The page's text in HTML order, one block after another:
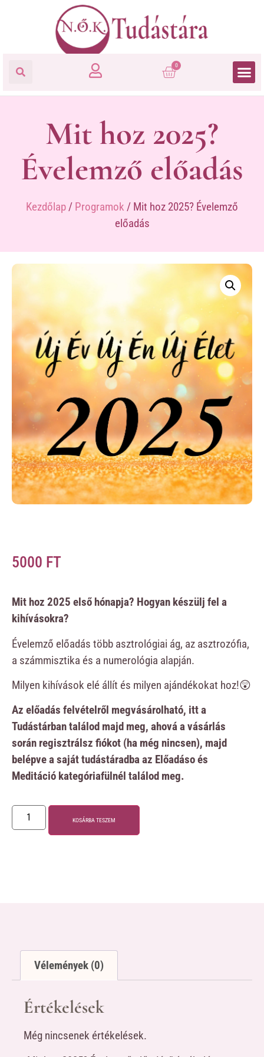
0
Mit hoz 2025?
Évelemző előadás
Kezdőlap/ Programok / Mit hoz 2025? Évelemző
előadás
5000 FT
Mit hoz 2025 első hónapja? Hogyan készülj fel a
kihívásokra?
Évelemző előadás több asztrológiai ág, az asztrozófia,
a számmisztika és a numerológia alapján.
Milyen kihívások elé állít és milyen ajándékokat hoz!😲
Az előadás felvételről megvásárolható, itt a
Tudástárban találod majd meg, ahová a vásárlás
során regisztrálsz fiókot (ha még nincsen), majd
belépve a saját tudástáradba az Előadáso és
Meditáció kategóriafülnél találod meg.
KOSÁRBA TESZEM
Vélemények (0)
Értékelések
Még nincsenek értékelések.